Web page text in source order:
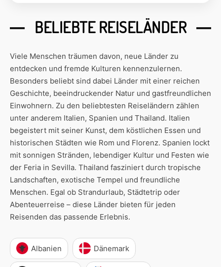
BELIEBTE REISELÄNDER
Viele Menschen träumen davon, neue Länder zu
entdecken und fremde Kulturen kennenzulernen.
Besonders beliebt sind dabei Länder mit einer reichen
Geschichte, beeindruckender Natur und gastfreundlichen
Einwohnern. Zu den beliebtesten Reiseländern zählen
unter anderem Italien, Spanien und Thailand. Italien
begeistert mit seiner Kunst, dem köstlichen Essen und
historischen Städten wie Rom und Florenz. Spanien lockt
mit sonnigen Stränden, lebendiger Kultur und Festen wie
der Feria in Sevilla. Thailand fasziniert durch tropische
Landschaften, exotische Tempel und freundliche
Menschen. Egal ob Strandurlaub, Städtetrip oder
Abenteuerreise – diese Länder bieten für jeden
Reisenden das passende Erlebnis.
Albanien Dänemark